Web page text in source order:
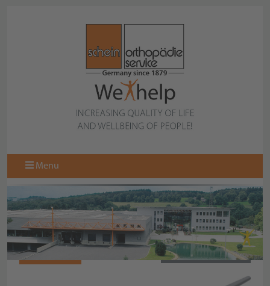
Menu
BACK TO OVERVIEW
060160-151